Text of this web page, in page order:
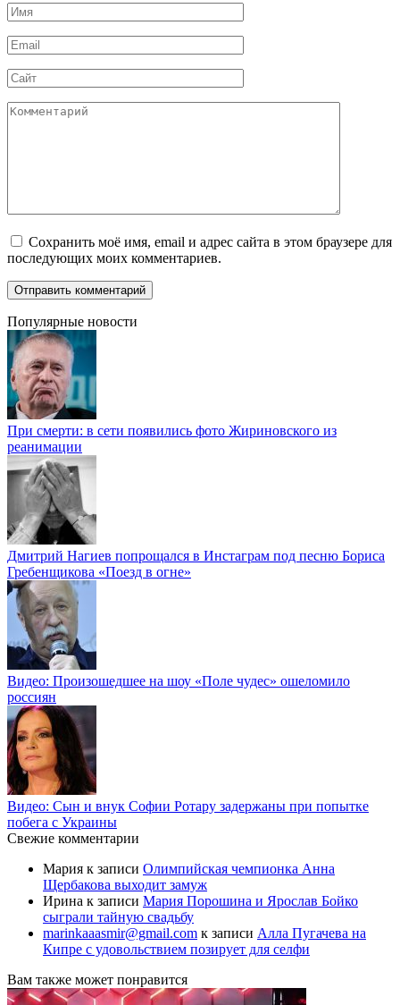
Имя
*
Email
*
Сайт
Комментарий
Сохранить моё имя, email и адрес сайта в этом браузере для
последующих моих комментариев.
Популярные новости
При смерти: в сети появились фото Жириновского из
реанимации
Дмитрий Нагиев попрощался в Инстаграм под песню Бориса
Гребенщикова «Поезд в огне»
Видео: Произошедшее на шоу «Поле чудес» ошеломило
россиян
Видео: Сын и внук Софии Ротару задержаны при попытке
побега с Украины
Свежие комментарии
Мария к записи Олимпийская чемпионка Анна
Щербакова выходит замуж
Ирина к записи Мария Порошина и Ярослав Бойко
сыграли тайную свадьбу
marinkaaasmir@gmail.com к записи Алла Пугачева на
Кипре с удовольствием позирует для селфи
Вам также может понравится